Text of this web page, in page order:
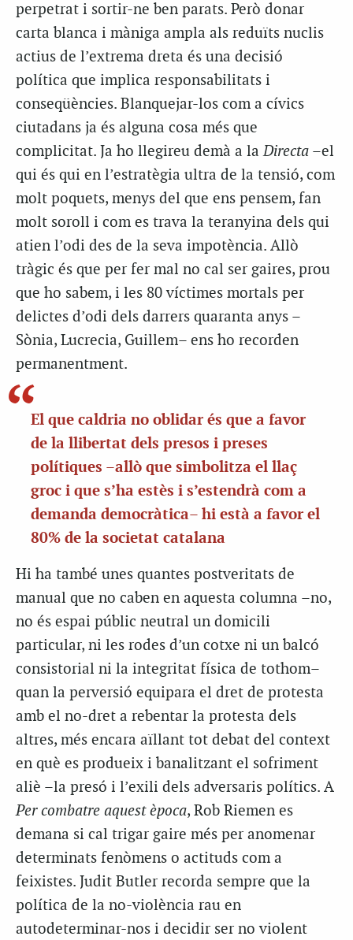
perpetrat i sortir-ne ben parats. Però donar
carta blanca i màniga ampla als reduïts nuclis
actius de l’extrema dreta és una decisió
política que implica responsabilitats i
conseqüències. Blanquejar-los com a cívics
ciutadans ja és alguna cosa més que
complicitat. Ja ho llegireu demà a laDirecta –el
qui és qui en l’estratègia ultra de la tensió, com
molt poquets, menys del que ens pensem, fan
molt soroll i com es trava la teranyina dels qui
atien l’odi des de la seva impotència. Allò
tràgic és que per fer mal no cal ser gaires, prou
que ho sabem, i les 80 víctimes mortals per
delictes d’odi dels darrers quaranta anys –
Sònia, Lucrecia, Guillem– ens ho recorden
permanentment.
El que caldria no oblidar és que a favor
de la llibertat dels presos i preses
polítiques –allò que simbolitza el llaç
groc i que s’ha estès i s’estendrà com a
demanda democràtica– hi està a favor el
80% de la societat catalana
Hi ha també unes quantes postveritats de
manual que no caben en aquesta columna –no,
no és espai públic neutral un domicili
particular, ni les rodes d’un cotxe ni un balcó
consistorial ni la integritat física de tothom–
quan la perversió equipara el dret de protesta
amb el no-dret a rebentar la protesta dels
altres, més encara aïllant tot debat del context
en què es produeix i banalitzant el sofriment
aliè –la presó i l’exili dels adversaris polítics. A
Per combatre aquest època, Rob Riemen es
demana si cal trigar gaire més per anomenar
determinats fenòmens o actituds com a
feixistes. Judit Butler recorda sempre que la
política de la no-violència rau en
autodeterminar-nos i decidir ser no violent